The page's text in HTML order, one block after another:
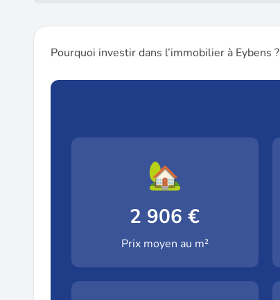
Pourquoi investir dans l’immobilier à Eybens ?
🏡
2 906 €
Prix moyen au m²